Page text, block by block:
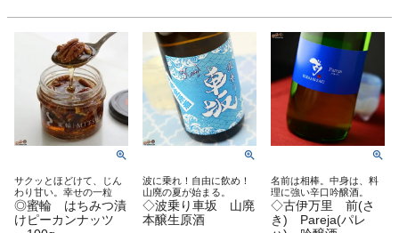
サクッとほどけて、じん
わり甘い。幸せの一粒
◎蜜輪 はちみつ漬
けピーカンナッツ
波に乗れ！自由に飲め！
山廃の夏が始まる。
◇波乗り車坂 山廃
本醸生原酒
名前は相棒。中身は、料
理に強い辛口吟醸酒。
◇古伊万里 前(さ
き) Pareja(パレ